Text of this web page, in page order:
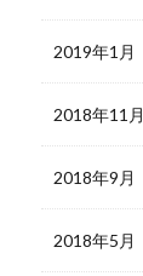
2019年1月
2018年11月
2018年9月
2018年5月